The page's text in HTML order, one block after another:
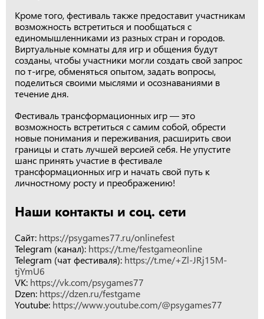
Кроме того, фестиваль также предоставит участникам
возможность встретиться и пообщаться с
единомышленниками из разных стран и городов.
Виртуальные комнаты для игр и общения будут
созданы, чтобы участники могли создать свой запрос
по т-игре, обменяться опытом, задать вопросы,
поделиться своими мыслями и осознаваниями в
течение дня.
Фестиваль трансформационных игр — это
возможность встретиться с самим собой, обрести
новые понимания и переживания, расширить свои
границы и стать лучшей версией себя. Не упустите
шанс принять участие в фестивале
трансформационных игр и начать свой путь к
личностному росту и преображению!
Наши контакты и соц. сети
Сайт: https://psygames77.ru/onlinefest
Telegram (канал): https://t.me/festgameonline
Telegram (чат фестиваля): https://t.me/+Zl-JRj15M-
tjYmU6
VK: https://vk.com/psygames77
Dzen: https://dzen.ru/festgame
Youtube: https://www.youtube.com/@psygames77